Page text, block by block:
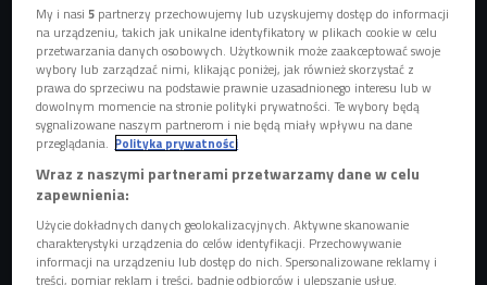
Łyżwy były znane człowiekowi od setek lat. Początkowo
ludność zamieszkująca północną część Europy wyrabiała
je z kości zwierząt. W XIII wieku w Holandii pojawiły się
pierwsze drewniane, z metalową płozą. Wówczas ułatwiały
one przede wszystkim przemieszczanie się po taflach
zamarzniętych jezior i stawów, a posługiwali się nimi
myśliwi i wojownicy. Stopniowo jednak zaczęli się
przekonywać do nich także zwykli ludzie, dla których
ślizganie stało się formą rozrywki. - Na Wyspach
Brytyjskich na łyżwach mogli jeździć przedstawiciele
My i nasi5 partnerzy przechowujemy lub uzyskujemy dostęp do informacji
na urządzeniu, takich jak unikalne identyfikatory w plikach cookie w celu
przetwarzania danych osobowych. Użytkownik może zaakceptować swoje
wybory lub zarządzać nimi, klikając poniżej, jak również skorzystać z
prawa do sprzeciwu na podstawie prawnie uzasadnionego interesu lub w
dowolnym momencie na stronie polityki prywatności. Te wybory będą
sygnalizowane naszym partnerom i nie będą miały wpływu na dane
przeglądania. Polityka prywatności
Wraz z naszymi partnerami przetwarzamy dane w celu
zapewnienia:
Użycie dokładnych danych geolokalizacyjnych. Aktywne skanowanie
charakterystyki urządzenia do celów identyfikacji. Przechowywanie
informacji na urządzeniu lub dostęp do nich. Spersonalizowane reklamy i
treści, pomiar reklam i treści, badnie odbiorców i ulepszanie usług.